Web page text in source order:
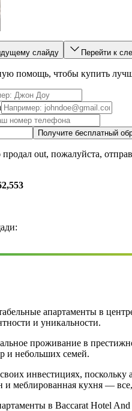
слайду Перейти к
помощь, чтобы купить
Получите бесплатный
out, пожалуйста,
апартаменты в
и уникальности.
проживание в
и небольших семей.
инвестициях,
и меблированная кухня —
в Baccarat Hotel